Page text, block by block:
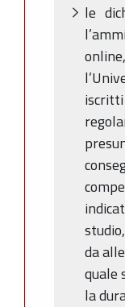
le
da
quale
la